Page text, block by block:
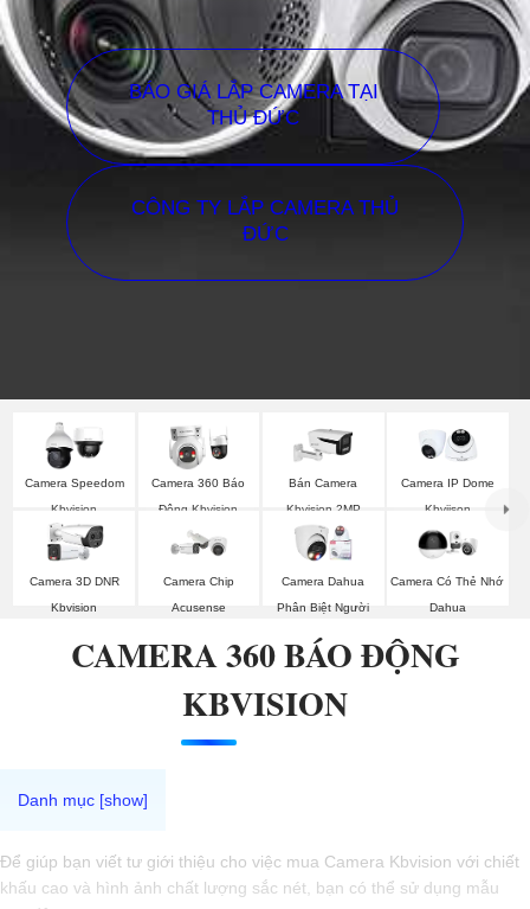
BÁO GIÁ LẮP CAMERA TẠI
THỦ ĐỨC
CÔNG TY LẮP CAMERA THỦ
ĐỨC
Camera Speedom
Kbvision
Camera 360 Báo
Động Kbvision
Bán Camera
Kbvision 2MP
Camera IP Dome
Kbviison
Camera 3D DNR
Kbvision
Camera Chip
Acusense
Camera Dahua
Phân Biệt Người
Camera Có Thẻ Nhớ
Dahua
CAMERA 360 BÁO ĐỘNG
KBVISION
Để giúp bạn viết tư giới thiệu cho việc mua Camera Kbvision với chiết
khấu cao và hình ảnh chất lượng sắc nét, bạn có thể sử dụng mẫu